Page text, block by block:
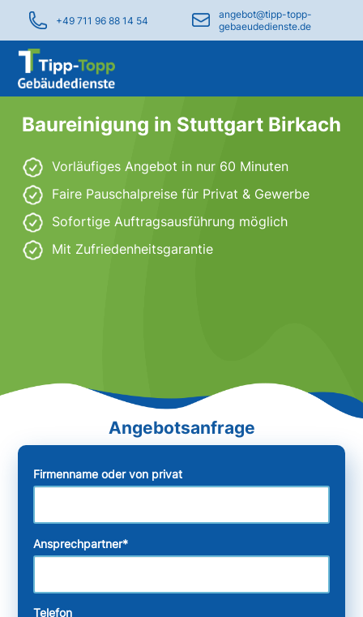
+49 711 96 88 14 54
angebot@tipp-topp-
gebaeudedienste.de
Baureinigung in Stuttgart Birkach
Vorläufiges Angebot in nur 60 Minuten
Faire Pauschalpreise für Privat & Gewerbe
Sofortige Auftragsausführung möglich
Mit Zufriedenheitsgarantie
Firmenname oder von privat
Ansprechpartner*
Telefon